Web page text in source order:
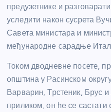
предузетнике и
уследити након сусрета
Савета министара и
међународне сарадње
Током дводневне посете,
општина у Расинском
Варварин, Трстеник, Брус
приликом, он ће се састати